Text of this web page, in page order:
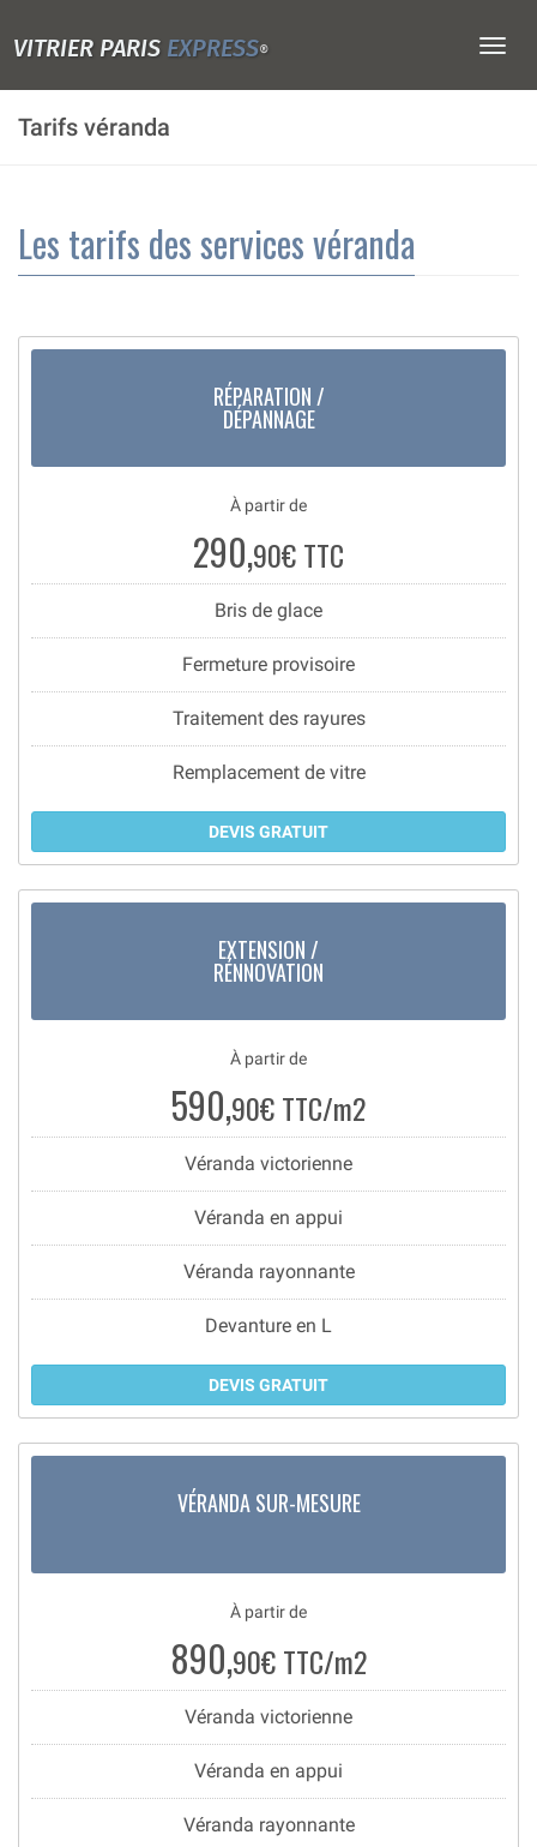
VITRIER PARIS EXPRESS®
Tarifs véranda
Les tarifs des services véranda
RÉPARATION /
DÉPANNAGE
À partir de
290,90€ TTC
Bris de glace
Fermeture provisoire
Traitement des rayures
Remplacement de vitre
DEVIS GRATUIT
EXTENSION /
RÉNNOVATION
À partir de
590,90€ TTC/m2
Véranda victorienne
Véranda en appui
Véranda rayonnante
Devanture en L
DEVIS GRATUIT
VÉRANDA SUR-MESURE
À partir de
890,90€ TTC/m2
Véranda victorienne
Véranda en appui
Véranda rayonnante